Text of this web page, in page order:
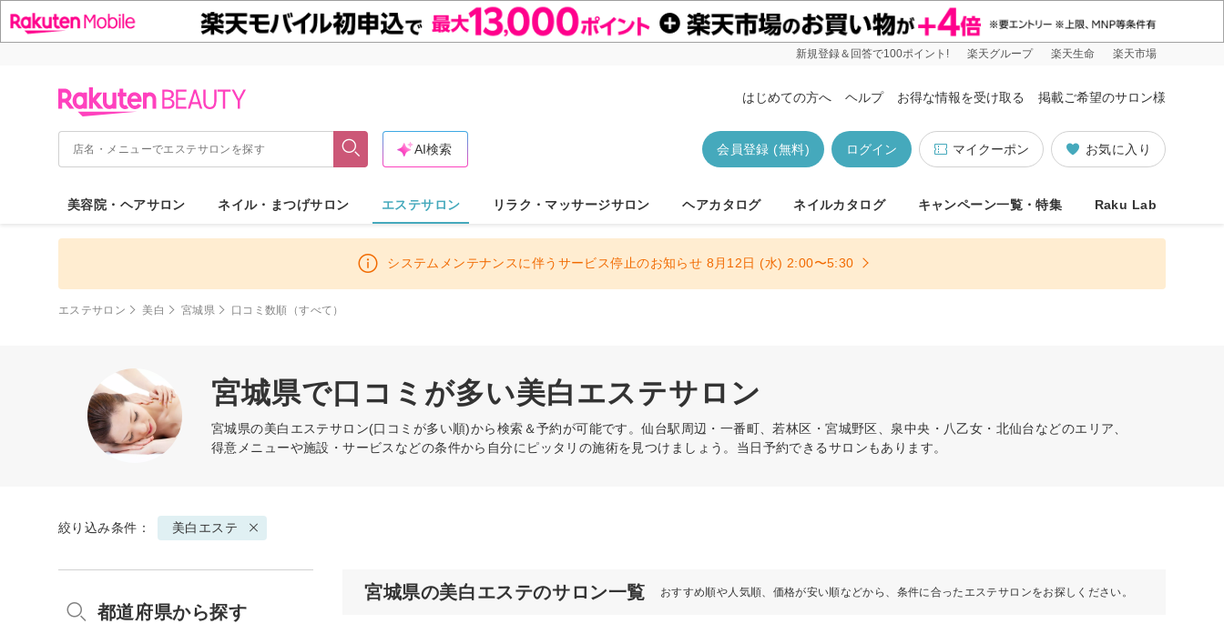
新規登録＆回答で100ポイント! 楽天グループ 楽天生命 楽天市場
はじめての方へ ヘルプ お得な情報を受け取る 掲載ご希望のサロン様
お気に入り
マイクーポン
ログイン
会員登録 (無料)
AI検索
美容院・ヘアサロン ネイル・まつげサロン エステサロン リラク・マッサージサロン ヘアカタログ ネイルカタログ キャンペーン一覧・特集 Raku Lab
システムメンテナンスに伴うサービス停止のお知らせ 8月12日 (水) 2:00〜5:30
エステサロン 美白 宮城県 口コミ数順（すべて）
宮城県で口コミが多い美白エステサロン
宮城県の美白エステサロン(口コミが多い順)から検索＆予約が可能です。仙台駅周辺・一番町、若林区・宮城野区、泉中央・八乙女・北仙台などのエリア、
得意メニューや施設・サービスなどの条件から自分にピッタリの施術を見つけましょう。当日予約できるサロンもあります。
絞り込み条件： 美白エステ
宮城県の美白エステのサロン一覧 おすすめ順や人気順、価格が安い順などから、条件に合ったエステサロンをお探しください。
都道府県から探す